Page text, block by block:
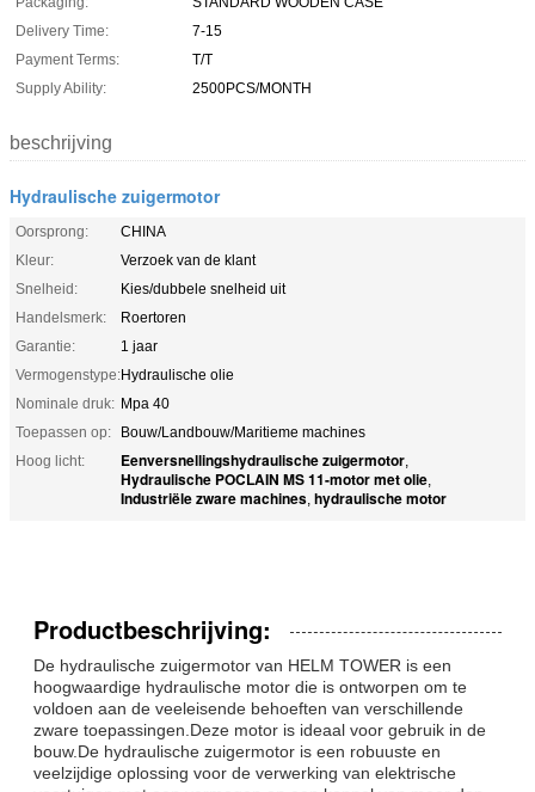
Delivery Time:
7-15
Payment Terms:
T/T
Supply Ability:
2500PCS/MONTH
beschrijving
Hydraulische zuigermotor
Oorsprong:
CHINA
Kleur:
Verzoek van de klant
Snelheid:
Kies/dubbele snelheid uit
Handelsmerk:
Roertoren
Garantie:
1 jaar
Vermogenstype:Hydraulische olie
Nominale druk: Mpa 40
Toepassen op:
Bouw/Landbouw/Maritieme machines
Hoog licht:
Eenversnellingshydraulische zuigermotor,
Hydraulische POCLAIN MS 11-motor met olie,
Industriële zware machines, hydraulische motor
Productbeschrijving:
De hydraulische zuigermotor van HELM TOWER is een
hoogwaardige hydraulische motor die is ontworpen om te
voldoen aan de veeleisende behoeften van verschillende
zware toepassingen.Deze motor is ideaal voor gebruik in de
bouw.De hydraulische zuigermotor is een robuuste en
veelzijdige oplossing voor de verwerking van elektrische